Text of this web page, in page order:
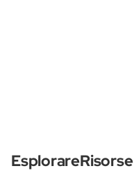
EsplorareRisorse